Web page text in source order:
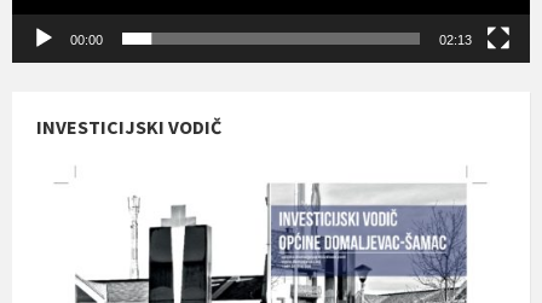
00:00 02:13
INVESTICIJSKI VODIČ